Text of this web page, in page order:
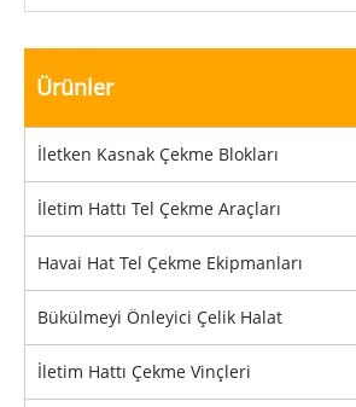
Ürünler
İletken Kasnak Çekme Blokları
İletim Hattı Tel Çekme Araçları
Havai Hat Tel Çekme Ekipmanları
Bükülmeyi Önleyici Çelik Halat
İletim Hattı Çekme Vinçleri